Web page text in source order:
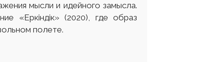
мысли и идейного замысла.
«Еркіндік» (2020), где образ
вольном полете.